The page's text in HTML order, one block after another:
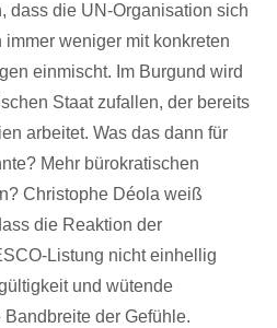
dass die UN-Organisation sich
weniger mit konkreten
einmischt. Im Burgund wird
Staat zufallen, der bereits
arbeitet. Was das dann für
Mehr bürokratischen
Christophe Déola weiß
die Reaktion der
Listung nicht einhellig
und wütende
der Gefühle.